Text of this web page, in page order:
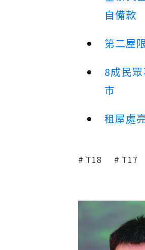
自備款
第二屋
8成民
市
租屋處
T18 T17